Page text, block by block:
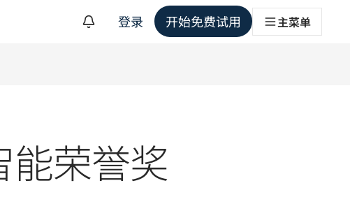
登录 开始免费试用 主菜单
能荣誉奖